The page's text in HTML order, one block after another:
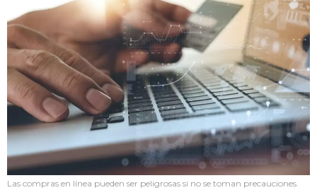
Las compras en línea pueden ser peligrosas si no se toman precauciones.